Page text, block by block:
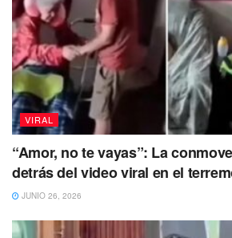
VIRAL
“Amor, no te vayas”: La
detrás del video viral en el
JUNIO 26, 2026